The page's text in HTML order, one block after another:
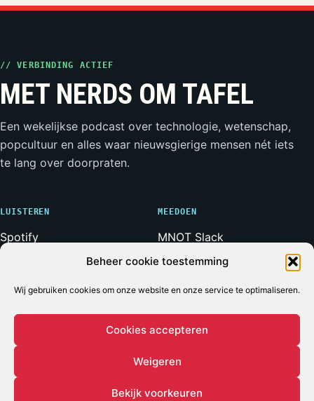
Beheer cookie toestemming
Wij gebruiken cookies om onze website en onze service te optimaliseren.
Cookies accepteren
Weigeren
Bekijk voorkeuren
// VERBINDING ACTIEF
MET NERDS OM TAFEL
Een wekelijkse podcast over technologie, wetenschap,
popcultuur en alles waar nieuwsgierige mensen nét iets
te lang over doorpraten.
LUISTEREN
Spotify
RSS-feed
MEEDOEN
MNOT Slack
Weerwolven Slack
Adverteren
* Voor zover bij een podcast ooit iets volledig operationeel